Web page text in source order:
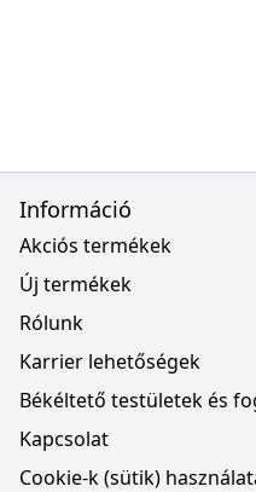
Információ
Akciós termékek
Új termékek
Rólunk
Karrier lehetőségek
Békéltető testületek és
Kapcsolat
Cookie-k (sütik)